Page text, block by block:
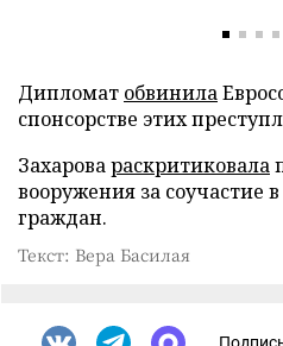
Дипломат обвинила
спонсорстве этих
Захаровараскритиковала
вооружения за соучастие
граждан.
Текст: Вера Басилая